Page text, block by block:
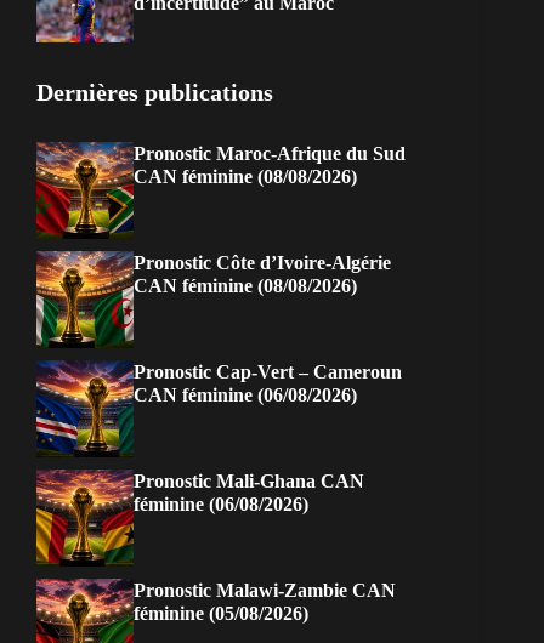
Dernières publications
Pronostic Maroc-Afrique du Sud
CAN féminine (08/08/2026)
Pronostic Côte d’Ivoire-Algérie
CAN féminine (08/08/2026)
Pronostic Cap-Vert – Cameroun
CAN féminine (06/08/2026)
Pronostic Mali-Ghana CAN
féminine (06/08/2026)
Pronostic Malawi-Zambie CAN
féminine (05/08/2026)